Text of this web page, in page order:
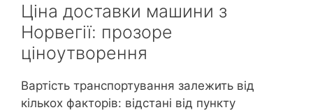
Ціна доставки машини з
Норвегії: прозоре
ціноутворення
Вартість транспортування залежить від
кількох факторів: відстані від пункту